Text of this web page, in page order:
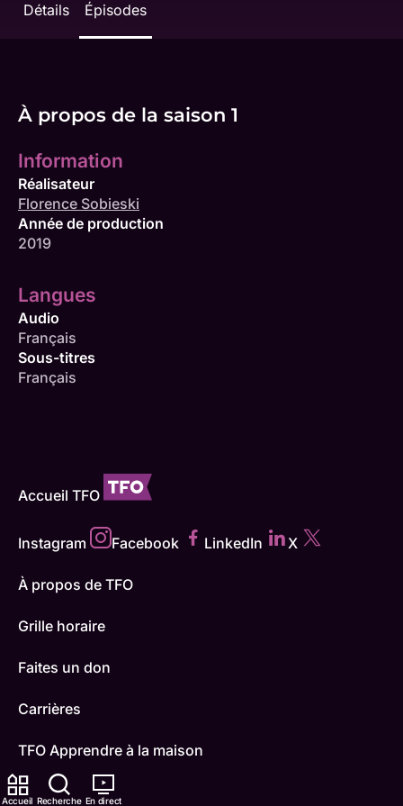
Accueil Recherche En direct
Détails Épisodes
À propos de la saison 1
Information
Réalisateur
Florence Sobieski
Année de production
2019
Langues
Audio
Français
Sous-titres
Français
Accueil TFO
Instagram Facebook LinkedIn X
À propos de TFO
Grille horaire
Faites un don
Carrières
TFO Apprendre à la maison
Comment nous capter